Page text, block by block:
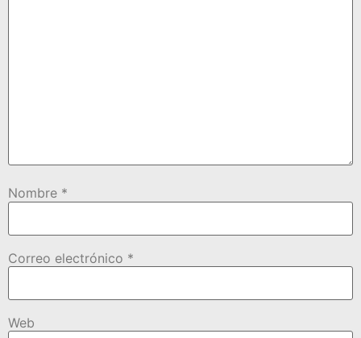
Nombre *
Correo electrónico *
Web